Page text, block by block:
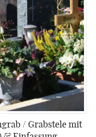
/ Grabstele mit